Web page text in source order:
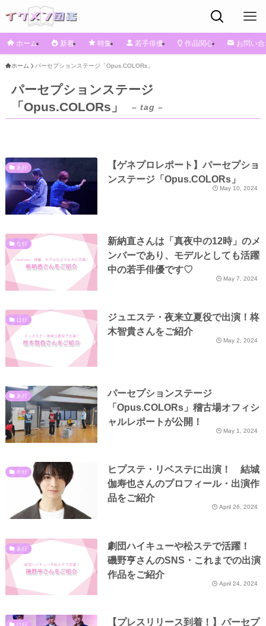
ホーム 新着 特集 若手俳優 作品関心 お問い
ホーム パーセプションステージ「Opus.COLORs」
パーセプションステージ
「Opus.COLORs」
– tag –
あ行
【ゲネプロレポート】パーセプショ
ンステージ「Opus.COLORs」
May 10, 2024
な行
新納直さんは「真夜中の12時」のメ
ンバーであり、モデルとしても活躍
中の若手俳優です♡
May 7, 2024
は行
ジュエステ・夜来立夏役で出演！柊
木智貴さんをご紹介
May 2, 2024
あ行
パーセプションステージ
「Opus.COLORs」稽古場オフィシ
ャルレポートが公開！
May 1, 2024
や行
ヒプステ・リベステに出演！ 結城
伽寿也さんのプロフィール・出演作
品をご紹介
April 26, 2024
あ行
劇団ハイキューや松ステで活躍！
磯野亨さんのSNS・これまでの出演
作品をご紹介
April 24, 2024
は行
【プレスリリース到着！】パーセプ